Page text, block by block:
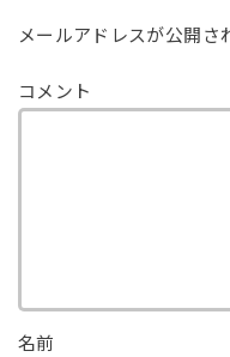
メールアドレスが公開さ
コメント
名前